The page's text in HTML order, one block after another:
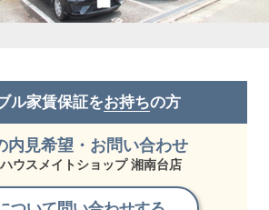
ル家賃保証をお持ちの方
内見希望・お問い合わせ
ウスメイトショップ 湘南台店